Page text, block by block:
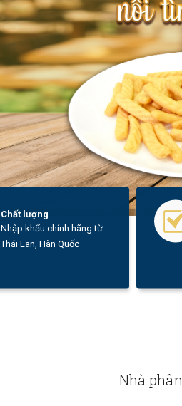
Chất lượng
Nhập khẩu chính hãng từ
Thái Lan, Hàn Quốc
Nhà